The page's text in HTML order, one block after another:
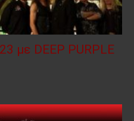
με DEEP PURPLE